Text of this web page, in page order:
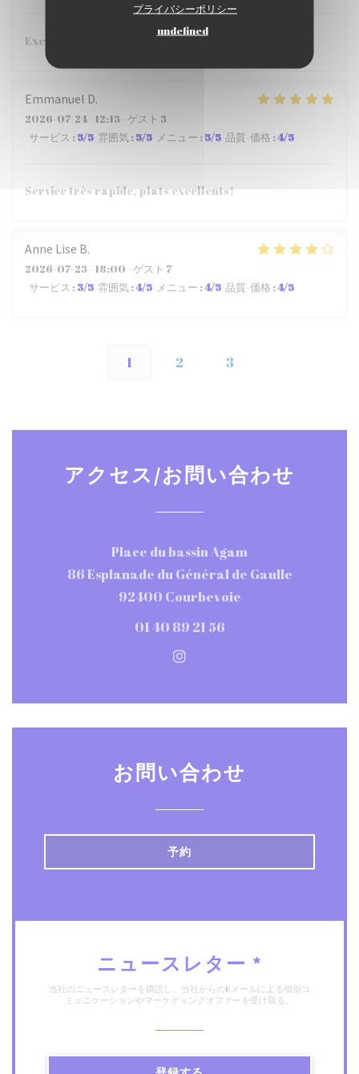
プライバシーポリシー
undefined
Excellent restaurant !!!
Emmanuel D
2026-07-24- 12:15 - ゲスト 3
サービス :5/5 雰囲気 : 5/5 メニュー :5/5 品質-価格 :4/5
Service très rapide, plats excellents!
Anne Lise B
2026-07-23- 18:00 - ゲスト 7
サービス :3/5 雰囲気:4/5 メニュー :4/5 品質-価格 :4/5
1 2 3
アクセス/お問い合わせ
Place du bassin Agam
86 Esplanade du Général de Gaulle
92400 Courbevoie((新しいウィンドウ
01 40 89 21 56
Instagram ((新しいウィン
お問い合わせ
予約
ニュースレター *
当社のニュースレターを購読し、当社からのEメールによる個別コ
ミュニケーションやマーケティングオファーを受け取る。